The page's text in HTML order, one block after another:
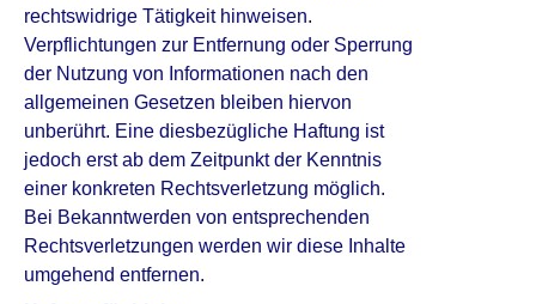
rechtswidrige Tätigkeit hinweisen.
Verpflichtungen zur Entfernung oder Sperrung
der Nutzung von Informationen nach den
allgemeinen Gesetzen bleiben hiervon
unberührt. Eine diesbezügliche Haftung ist
jedoch erst ab dem Zeitpunkt der Kenntnis
einer konkreten Rechtsverletzung möglich.
Bei Bekanntwerden von entsprechenden
Rechtsverletzungen werden wir diese Inhalte
umgehend entfernen.